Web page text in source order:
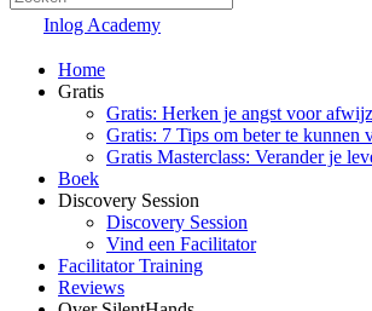
Inlog Academy
Home
Gratis
Gratis: Herken je angst voor
Gratis: 7 Tips om beter te kunnen
Gratis Masterclass: Verander je
Boek
Discovery Session
Discovery Session
Vind een Facilitator
Facilitator Training
Reviews